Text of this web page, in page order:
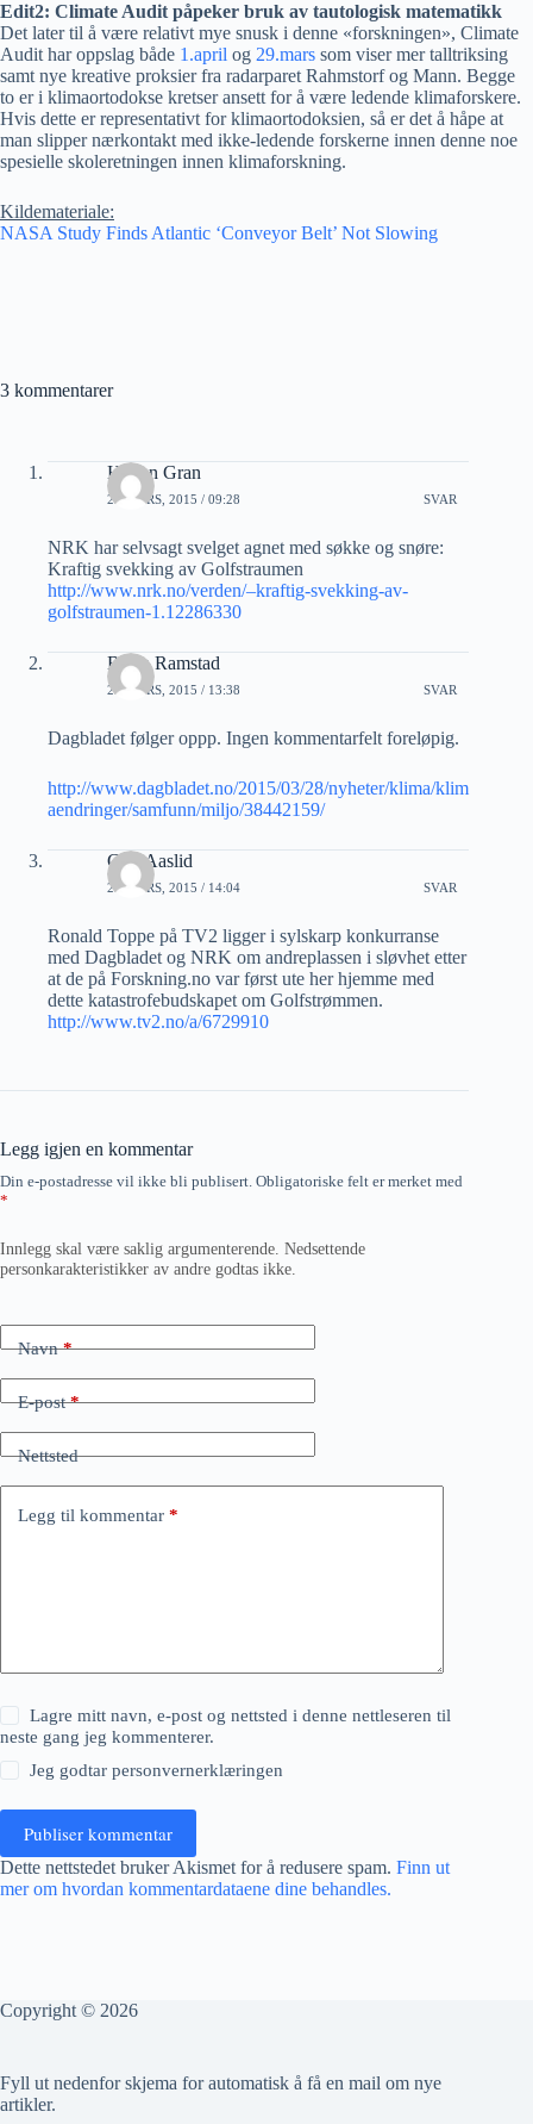
Edit2: Climate Audit påpeker bruk av tautologisk matematikk
Det later til å være relativt mye snusk i denne «forskningen», Climate
Audit har oppslag både 1.april og 29.mars som viser mer talltriksing
samt nye kreative proksier fra radarparet Rahmstorf og Mann. Begge
to er i klimaortodokse kretser ansett for å være ledende klimaforskere.
Hvis dette er representativt for klimaortodoksien, så er det å håpe at
man slipper nærkontakt med ikke-ledende forskerne innen denne noe
spesielle skoleretningen innen klimaforskning.
Kildemateriale:
NASA Study Finds Atlantic ‘Conveyor Belt’ Not Slowing
3 kommentarer
Håkon Gran
29 MARS, 2015 / 09:28 SVAR
NRK har selvsagt svelget agnet med søkke og snøre:
Kraftig svekking av Golfstraumen
http://www.nrk.no/verden/–kraftig-svekking-av-
golfstraumen-1.12286330
Bjørn Ramstad
29 MARS, 2015 / 13:38 SVAR
Dagbladet følger oppp. Ingen kommentarfelt foreløpig.
http://www.dagbladet.no/2015/03/28/nyheter/klima/klim
aendringer/samfunn/miljo/38442159/
Geir Aaslid
29 MARS, 2015 / 14:04 SVAR
Ronald Toppe på TV2 ligger i sylskarp konkurranse
med Dagbladet og NRK om andreplassen i sløvhet etter
at de på Forskning.no var først ute her hjemme med
dette katastrofebudskapet om Golfstrømmen.
http://www.tv2.no/a/6729910
Legg igjen en kommentar
Din e-postadresse vil ikke bli publisert. Obligatoriske felt er merket med
*
Innlegg skal være saklig argumenterende. Nedsettende
personkarakteristikker av andre godtas ikke.
Navn*
E-post*
Nettsted
Legg til kommentar *
Lagre mitt navn, e-post og nettsted i denne nettleseren til
neste gang jeg kommenterer.
Jeg godtarpersonvernerklæringen
Publiser kommentar
Dette nettstedet bruker Akismet for å redusere spam. Finn ut
mer om hvordan kommentardataene dine behandles.
Copyright © 2026
Fyll ut nedenfor skjema for automatisk å få en mail om nye
artikler.